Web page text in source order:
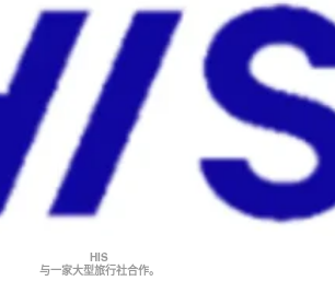
HIS
与一家大型旅行社合作。